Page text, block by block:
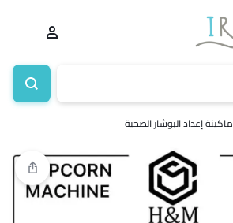
ماكينة إعداد البوشار الصحية